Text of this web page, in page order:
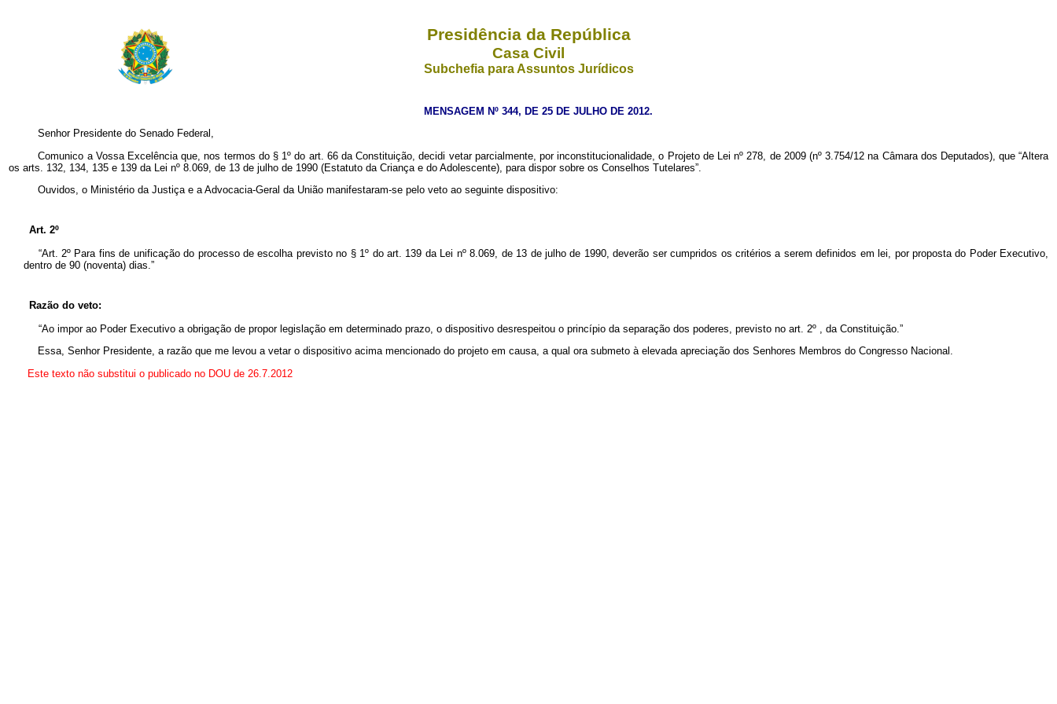
Presidência da República
Casa Civil
Subchefia para Assuntos Jurídicos
MENSAGEM Nº 344, DE 25 DE JULHO DE 2012.
Senhor Presidente do Senado Federal,
Comunico a Vossa Excelência que, nos termos do § 1º do art. 66 da Constituição, decidi vetar parcialmente, por inconstitucionalidade, o Projeto de Lei nº 278, de 2009 (nº 3.754/12 na Câmara dos Deputados), que “Altera
os arts. 132, 134, 135 e 139 da Lei nº 8.069, de 13 de julho de 1990 (Estatuto da Criança e do Adolescente), para dispor sobre os Conselhos Tutelares”.
Ouvidos, o Ministério da Justiça e a Advocacia-Geral da União manifestaram-se pelo veto ao seguinte dispositivo:
Art. 2º
“Art. 2º Para fins de unificação do processo de escolha previsto no § 1º do art. 139 da Lei nº 8.069, de 13 de julho de 1990, deverão ser cumpridos os critérios a serem definidos em lei, por proposta do Poder Executivo,
dentro de 90 (noventa) dias.”
Razão do veto:
“Ao impor ao Poder Executivo a obrigação de propor legislação em determinado prazo, o dispositivo desrespeitou o princípio da separação dos poderes, previsto no art. 2º , da Constituição.”
Essa, Senhor Presidente, a razão que me levou a vetar o dispositivo acima mencionado do projeto em causa, a qual ora submeto à elevada apreciação dos Senhores Membros do Congresso Nacional.
Este texto não substitui o publicado no DOU de 26.7.2012